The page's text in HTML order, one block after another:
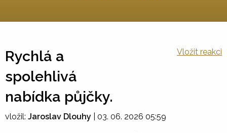
Rychlá a
spolehlivá
nabídka půjčky.
Vložit reakci
vložil: Jaroslav Dlouhy 03. 06. 2026 05:59